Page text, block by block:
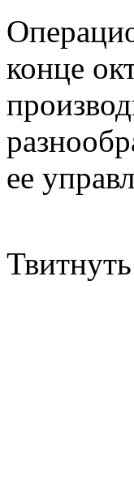
конце
ее
Твитнуть